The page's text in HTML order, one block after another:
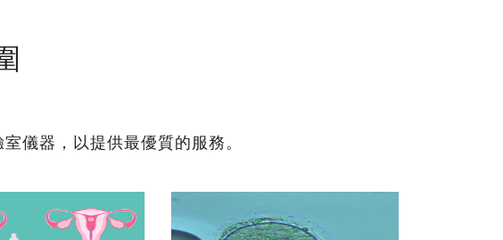
儀器，以提供最優質的服務。